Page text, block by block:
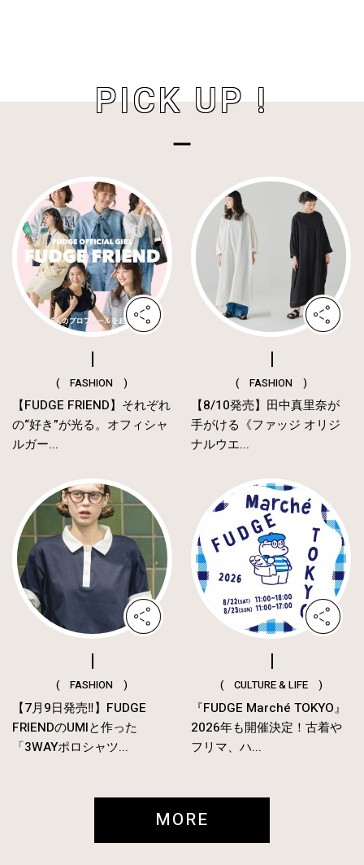
PICK UP !
( FASHION )
【FUDGE FRIEND】それぞれ
の“好き”が光る。オフィシャ
ルガー...
( FASHION )
【8/10発売】田中真里奈が
手がける《ファッジ オリジ
ナルウエ...
( FASHION )
【7月9日発売‼︎】FUDGE
FRIENDのUMIと作った
「3WAYポロシャツ...
( CULTURE & LIFE )
『FUDGE Marché TOKYO』
2026年も開催決定！古着や
フリマ、ハ...
MORE